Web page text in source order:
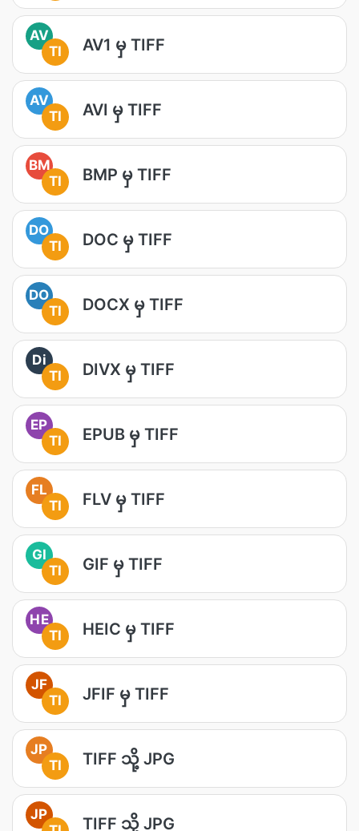
AV
TI
AV1 မှ TIFF
AV
TI
AVI မှ TIFF
BM
TI
BMP မှ TIFF
DO
TI
DOC မှ TIFF
DO
TI
DOCX မှ TIFF
Di
TI
DIVX မှ TIFF
EP
TI
EPUB မှ TIFF
FL
TI
FLV မှ TIFF
GI
TI
GIF မှ TIFF
HE
TI
HEIC မှ TIFF
JF
TI
JFIF မှ TIFF
JP
TI
TIFF သို့ JPG
JP
TIFF သို့ JPG